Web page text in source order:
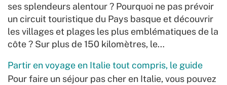
ses splendeurs alentour ? Pourquoi ne pas prévoir
un circuit touristique du Pays basque et découvrir
les villages et plages les plus emblématiques de la
côte ? Sur plus de 150 kilomètres, le…
Partir en voyage en Italie tout compris, le guide
Pour faire un séjour pas cher en Italie, vous pouvez